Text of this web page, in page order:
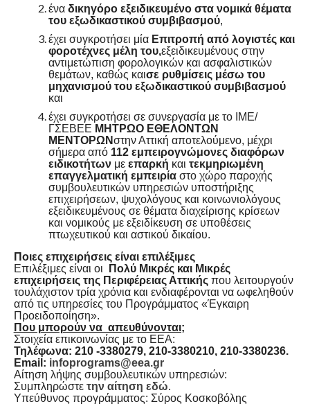
ένα δικηγόρο εξειδικευμένο στα νομικά θέματα
του εξωδικαστικού συμβιβασμού,
έχει συγκροτήσει μία Επιτροπή από λογιστές και
φοροτέχνες μέλη του,εξειδικευμένους στην
αντιμετώπιση φορολογικών και ασφαλιστικών
θεμάτων, καθώς καισε ρυθμίσεις μέσω του
μηχανισμού του εξωδικαστικού συμβιβασμού
και
έχει συγκροτήσει σε συνεργασία με το ΙΜΕ/
ΓΣΕΒΕΕ ΜΗΤΡΩΟ ΕΘΕΛΟΝΤΩΝ
ΜΕΝΤΟΡΩΝστην Αττική αποτελούμενο, μέχρι
σήμερα από 112 εμπειρογνώμονες διαφόρων
ειδικοτήτων με επαρκή και τεκμηριωμένη
επαγγελματική εμπειρίαστο χώρο παροχής
συμβουλευτικών υπηρεσιών υποστήριξης
επιχειρήσεων, ψυχολόγους και κοινωνιολόγους
εξειδικευμένους σε θέματα διαχείρισης κρίσεων
και νομικούς με εξειδίκευση σε υποθέσεις
πτωχευτικού και αστικού δικαίου.
Ποιες επιχειρήσεις είναι επιλέξιμες
Επιλέξιμες είναι οι
Πολύ Μικρές και Μικρές
επιχειρήσεις της Περιφέρειας Αττικής που λειτουργούν
τουλάχιστον τρία χρόνια και ενδιαφέρονται να ωφεληθούν
από τις υπηρεσίες του Προγράμματος «Έγκαιρη
Προειδοποίηση».
Που μπορούν να απευθύνονται;
Στοιχεία επικοινωνίας με το ΕΕΑ:
Τηλέφωνα: 210 -3380279, 210-3380210, 210-3380236.
Email: infoprograms@eea.gr
Αίτηση λήψης συμβουλευτικών υπηρεσιών:
Συμπληρώστε την αίτηση εδώ.
Υπεύθυνος προγράμματος: Σύρος Κοσκοβόλης